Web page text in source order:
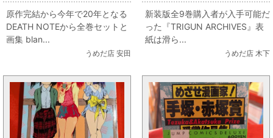
blanc et noirを出します
原作完結から今年で20年となる
DEATH NOTEから全巻セットと
画集 blan...
うめだ店 安田
ARCHIVES&トライガン＋マキ
シマム9巻セット
新装版全9巻購入者が入手可能だ
った『TRIGUN ARCHIVES』表
紙は滑ら...
うめだ店 木下